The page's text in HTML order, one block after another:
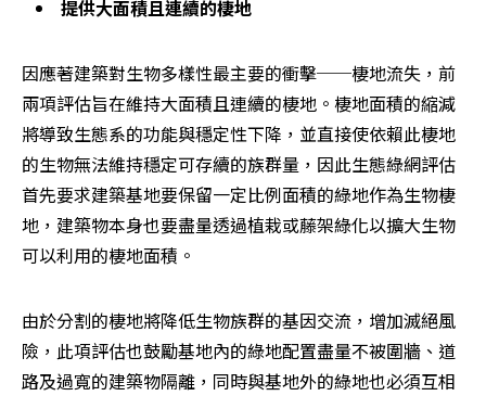
提供大面積且連續的棲地
因應著建築對生物多樣性最主要的衝擊──棲地流失，前
兩項評估旨在維持大面積且連續的棲地。棲地面積的縮減
將導致生態系的功能與穩定性下降，並直接使依賴此棲地
的生物無法維持穩定可存續的族群量，因此生態綠網評估
首先要求建築基地要保留一定比例面積的綠地作為生物棲
地，建築物本身也要盡量透過植栽或藤架綠化以擴大生物
可以利用的棲地面積。
由於分割的棲地將降低生物族群的基因交流，增加滅絕風
險，此項評估也鼓勵基地內的綠地配置盡量不被圍牆、道
路及過寬的建築物隔離，同時與基地外的綠地也必須互相